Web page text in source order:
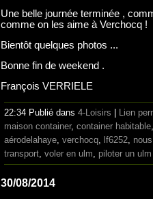
Une belle journée terminée ,
comme on les aime à Verchocq !
Bientôt quelques photos ...
Bonne fin de weekend .
François VERRIELE
22:34 Publié dans 4-Loisirs
Lien
maison container, container habitable
aérodelahaye, verchocq, lf6252, nous
transport, voler en ulm, piloter un ulm
30/08/2014